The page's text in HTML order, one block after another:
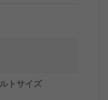
トサイズ